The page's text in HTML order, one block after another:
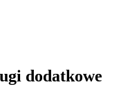
dodatkowe